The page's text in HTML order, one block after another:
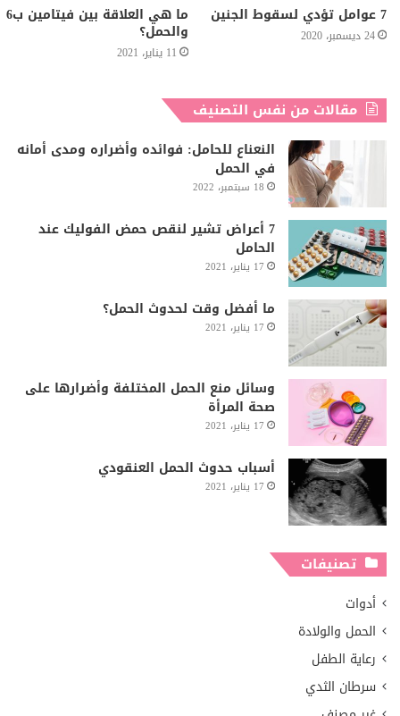
7 عوامل تؤدي لسقوط الجنین
24 ديسمبر، 2020
ما هي العلاقة بين فيتامين ب6
والحمل؟
11 يناير، 2021
مقالات من نفس التصنيف
النعناع للحامل: فوائده وأضراره ومدى أمانه
في الحمل
18 سبتمبر، 2022
7 أعراض تشير لنقص حمض الفوليك عند
الحامل
17 يناير، 2021
ما أفضل وقت لحدوث الحمل؟
17 يناير، 2021
وسائل منع الحمل المختلفة وأضرارها على
صحة المرأة
17 يناير، 2021
أسباب حدوث الحمل العنقودي
17 يناير، 2021
تصنيفات
أدوات
الحمل والولادة
رعاية الطفل
سرطان الثدي